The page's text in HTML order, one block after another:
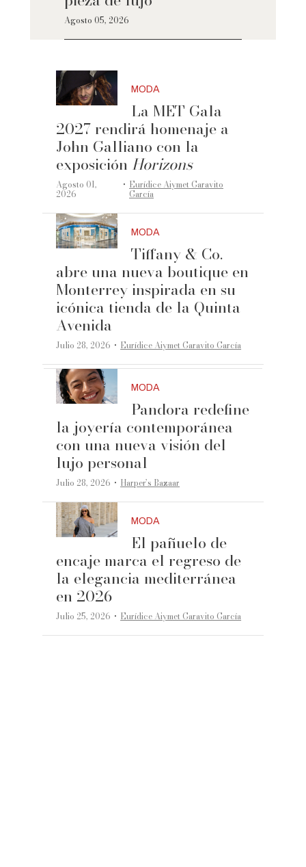
Agosto 05, 2026
MODA
La MET Gala
2027 rendirá homenaje a
John Galliano con la
exposición Horizons
Agosto 01,
2026 ·Eurídice Aiymet Garavito
García
MODA
Tiffany & Co.
abre una nueva boutique en
Monterrey inspirada en su
icónica tienda de la Quinta
Avenida
Julio 28, 2026 ·Eurídice Aiymet Garavito García
MODA
Pandora redefine
la joyería contemporánea
con una nueva visión del
lujo personal
Julio 28, 2026 ·Harper’s Bazaar
MODA
El pañuelo de
encaje marca el regreso de
la elegancia mediterránea
en 2026
Julio 25, 2026 ·Eurídice Aiymet Garavito García